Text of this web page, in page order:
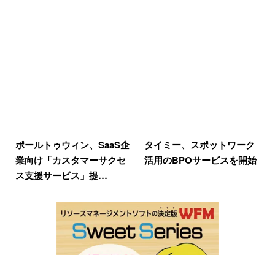
ポールトゥウィン、SaaS企
業向け「カスタマーサクセ
ス支援サービス」提…
タイミー、スポットワーク
活用のBPOサービスを開始